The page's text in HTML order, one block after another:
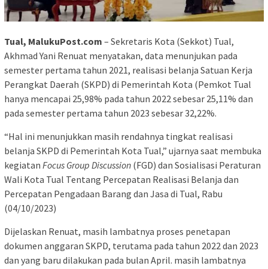
Tual, MalukuPost.com – Sekretaris Kota (Sekkot) Tual,
Akhmad Yani Renuat menyatakan, data menunjukan pada
semester pertama tahun 2021, realisasi belanja Satuan Kerja
Perangkat Daerah (SKPD) di Pemerintah Kota (Pemkot Tual
hanya mencapai 25,98% pada tahun 2022 sebesar 25,11% dan
pada semester pertama tahun 2023 sebesar 32,22%.
“Hal ini menunjukkan masih rendahnya tingkat realisasi
belanja SKPD di Pemerintah Kota Tual,” ujarnya saat membuka
kegiatan Focus Group Discussion (FGD) dan Sosialisasi Peraturan
Wali Kota Tual Tentang Percepatan Realisasi Belanja dan
Percepatan Pengadaan Barang dan Jasa di Tual, Rabu
(04/10/2023)
Dijelaskan Renuat, masih lambatnya proses penetapan
dokumen anggaran SKPD, terutama pada tahun 2022 dan 2023
dan yang baru dilakukan pada bulan April. masih lambatnya